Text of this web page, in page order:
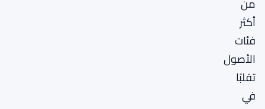
أكثر
فئات
الأصول
تقلبًا
في